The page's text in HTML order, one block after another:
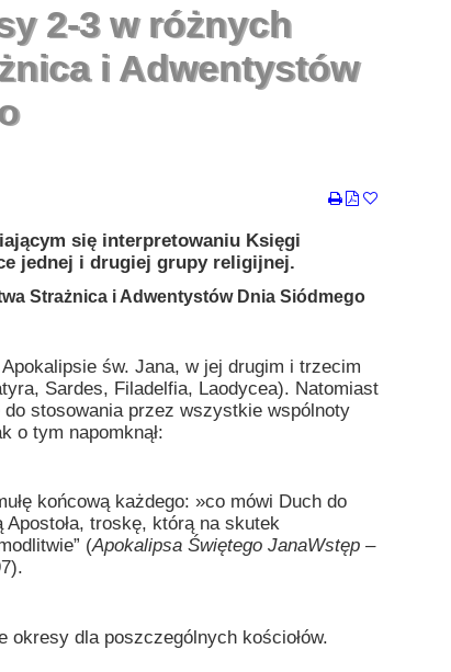
2-3 w różnych
i Adwentystów
się interpretowaniu Księgi
jednej i drugiej grupy religijnej.
Strażnica i Adwentystów Dnia Siódmego
św. Jana, w jej drugim i trzecim
Sardes, Filadelfia, Laodycea). Natomiast
stosowania przez wszystkie wspólnoty
o tym napomknął:
końcową każdego: »co mówi Duch do
troskę, którą na skutek
(Apokalipsa Świętego JanaWstęp –
dla poszczególnych kościołów.